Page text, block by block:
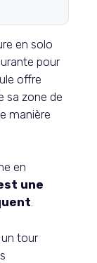
en solo
pour
offre
sa zone de
manière
en
une
.
tour